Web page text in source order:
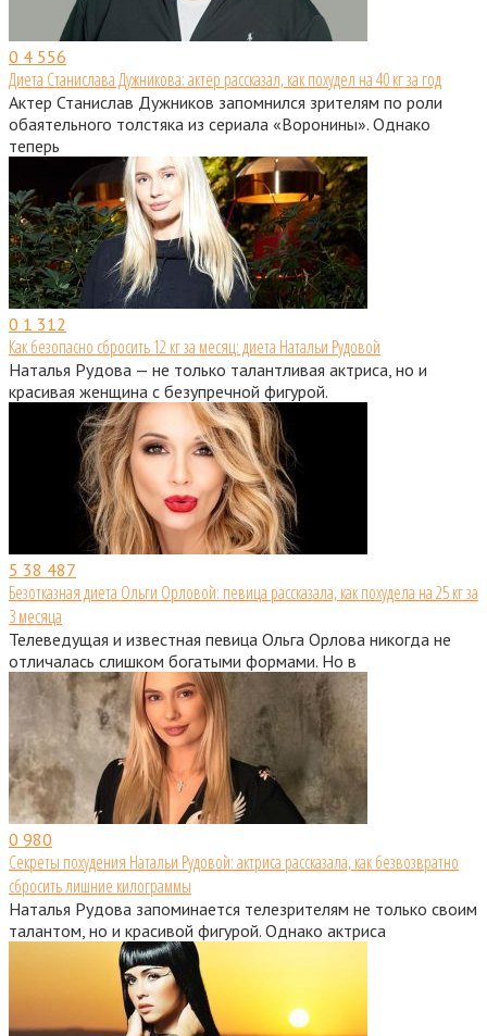
0 4 556
Диета Станислава Дужникова: актер рассказал, как похудел на 40 кг за год
Актер Станислав Дужников запомнился зрителям по роли
обаятельного толстяка из сериала «Воронины». Однако
теперь
0 1 312
Как безопасно сбросить 12 кг за месяц: диета Натальи Рудовой
Наталья Рудова — не только талантливая актриса, но и
красивая женщина с безупречной фигурой.
5 38 487
Безотказная диета Ольги Орловой: певица рассказала, как похудела на 25 кг за
3 месяца
Телеведущая и известная певица Ольга Орлова никогда не
отличалась слишком богатыми формами. Но в
0 980
Секреты похудения Натальи Рудовой: актриса рассказала, как безвозвратно
сбросить лишние килограммы
Наталья Рудова запоминается телезрителям не только своим
талантом, но и красивой фигурой. Однако актриса